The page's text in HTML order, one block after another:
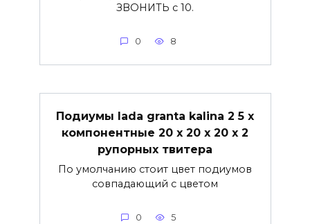
ЗВОНИТЬ с 10.
0 8
Подиумы lada granta kalina 2 5 х
компонентные 20 х 20 х 20 х 2
рупорных твитера
По умолчанию стоит цвет подиумов
совпадающий с цветом
0 5